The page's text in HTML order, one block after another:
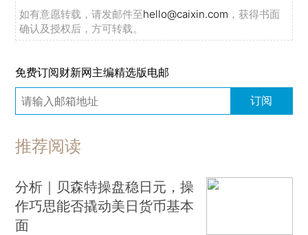
如有意愿转载，请发邮件至hello@caixin.com ，获得书面
确认及授权后，方可转载。
免费订阅财新网主编精选版电邮
订阅
推荐阅读
分析｜贝森特操盘稳日元，操
作巧思能否撬动美日货币基本
面